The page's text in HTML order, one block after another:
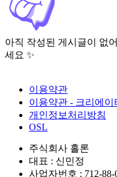
아직 작성된 게시글이 없
세요 ✨
이용약관
이용약관 - 크리에이
개인정보처리방침
OSL
주식회사 홀론
대표 : 신민정
사업자번호 : 712-88-